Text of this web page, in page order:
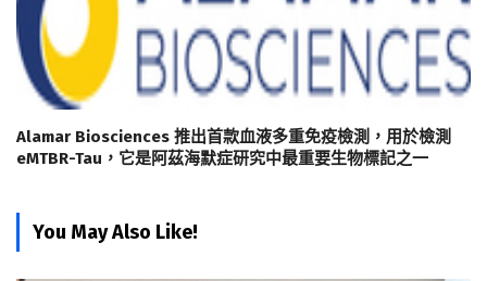
Alamar Biosciences 推出首款血液多重免疫檢測，用於檢測
eMTBR-Tau，它是阿茲海默症研究中最重要生物標記之一
You May Also Like!